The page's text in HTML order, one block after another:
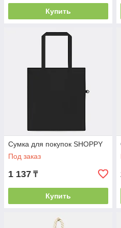
долговечность сумок и
изображения.
Конкурентные оптовые
выгодные условия для
Соблюдение сроков:
Мы
выполняем заказы точно в
Дизайн-поддержка:
Наши
разработкой макета или
Доставка по Алматы и
быструю и надежную
Сделайте свой бренд частью
клиентов! Закажите
сумки для
в Алматы и инвестируйте в
долгосрочную рекламу!
чтобы получить консультацию и
Купить
Сумка для покупок SHOPPY
Под заказ
1 137 ₸
Купить